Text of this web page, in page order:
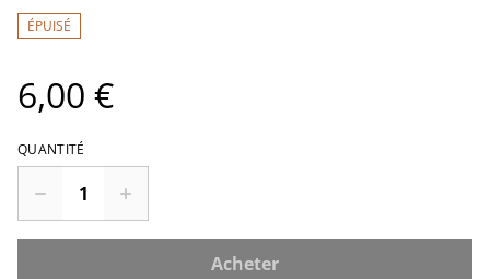
ÉPUISÉ
6,00 €
QUANTITÉ
Acheter